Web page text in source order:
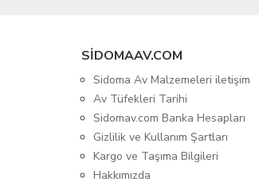
SIDOMAAV.COM
Sidoma Av Malzemeleri iletişim
Av Tüfekleri Tarihi
Sidomav.com Banka Hesapları
Gizlilik ve Kullanım Şartları
Kargo ve Taşıma Bilgileri
Hakkımızda